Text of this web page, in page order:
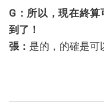
G：所以，現在終
到了！
張： 是的，的確是